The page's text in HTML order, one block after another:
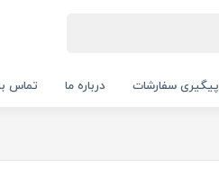
پیگیری سفارشات درباره ما تماس